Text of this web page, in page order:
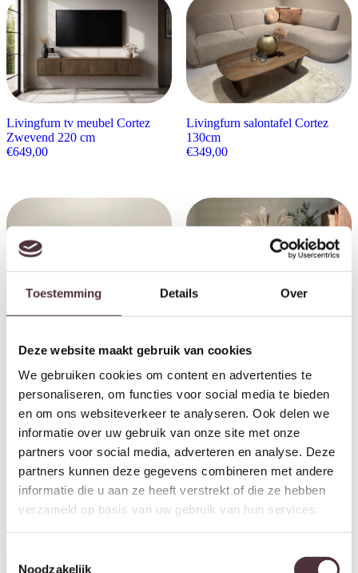
Toestemming Details Over
Deze website maakt gebruik van cookies
We gebruiken cookies om content en advertenties te
personaliseren, om functies voor social media te bieden
en om ons websiteverkeer te analyseren. Ook delen we
informatie over uw gebruik van onze site met onze
partners voor social media, adverteren en analyse. Deze
partners kunnen deze gegevens combineren met andere
informatie die u aan ze heeft verstrekt of die ze hebben
verzameld op basis van uw gebruik van hun services.
Noodzakelijk
Livingfurn tv meubel Cortez
Zwevend 220 cm
€649,00
Livingfurn salontafel Cortez
130cm
€349,00
Livingfurn eettafel Cortez 270
cm
1.099,00
Livingfurn eettafel Cortez 200
cm
€799,00